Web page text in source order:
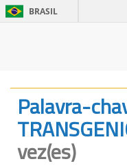
BRASIL
Palavra-
vez(es)